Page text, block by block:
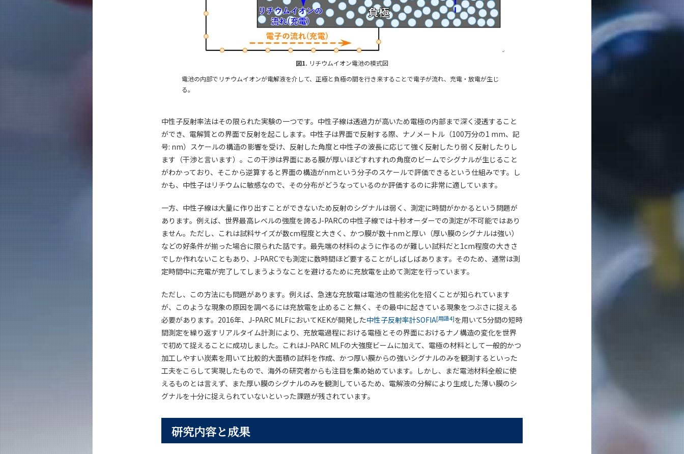
図1. リチウムイオン電池の模式図
電池の内部でリチウムイオンが電解液を介して、正極と負極の間を行き来することで電子が流れ、充電・放電が生じ
る。
中性子反射率法はその限られた実験の一つです。中性子線は透過力が高いため電極の内部まで深く浸透すること
ができ、電解質との界面で反射を起こします。中性子は界面で反射する際、ナノメートル（100万分の1 mm、記
号: nm）スケールの構造の影響を受け、反射した角度と中性子の波長に応じて強く反射したり弱く反射したりし
ます（干渉と言います）。この干渉は界面にある膜が厚いほどすれすれの角度のビームでシグナルが生じること
がわかっており、そこから逆算すると界面の構造がnmという分子のスケールで評価できるという仕組みです。し
かも、中性子はリチウムに敏感なので、その分布がどうなっているのか評価するのに非常に適しています。
一方、中性子線は大量に作り出すことができないため反射のシグナルは弱く、測定に時間がかかるという問題が
あります。例えば、世界最高レベルの強度を誇るJ-PARCの中性子線では十秒オーダーでの測定が不可能ではあり
ません。ただし、これは試料サイズが数cm程度と大きく、かつ膜が数十nmと厚い（厚い膜のシグナルは強い）
などの好条件が揃った場合に限られた話です。最先端の材料のように作るのが難しい試料だと1cm程度の大きさ
でしか作れないこともあり、J-PARCでも測定に数時間ほど要することがしばしばあります。そのため、通常は測
定時間中に充電が完了してしまうようなことを避けるために充放電を止めて測定を行っています。
ただし、この方法にも問題があります。例えば、急速な充放電は電池の性能劣化を招くことが知られています
が、このような現象の原因を調べるには充放電を止めること無く、その最中に起きている現象をつぶさに捉える
必要があります。2016年、J-PARC MLFにおいてKEKが開発した中性子反射率計SOFIA[用語4]を用いて5分間の短時
間測定を繰り返すリアルタイム計測により、充放電過程における電極とその界面におけるナノ構造の変化を世界
で初めて捉えることに成功しました。これはJ-PARC MLFの大強度ビームに加えて、電極の材料として一般的かつ
加工しやすい炭素を用いて比較的大面積の試料を作成、かつ厚い膜からの強いシグナルのみを観測するといった
工夫をこらして実現したもので、海外の研究者からも注目を集め始めています。しかし、まだ電池材料全般に使
えるものとは言えず、また厚い膜のシグナルのみを観測しているため、電解液の分解により生成した薄い膜のシ
グナルを十分に捉えられていないといった課題が残されています。
研究内容と成果